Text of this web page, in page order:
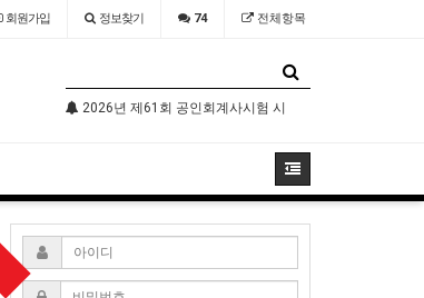
회원가입 정보찾기 74 전체항목
2026년 제61회 공인회계사시험 시행공고